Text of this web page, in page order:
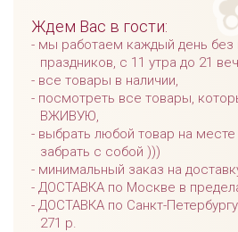
Ждем Вас в гости:
мы работаем каждый день без
праздников, с 11 утра до 21
все товары в наличии,
посмотреть все товары,
ВЖИВУЮ,
выбрать любой товар на месте
забрать с собой )))
минимальный заказ на
ДОСТАВКА по Москве в
ДОСТАВКА по Санкт-
271 р.